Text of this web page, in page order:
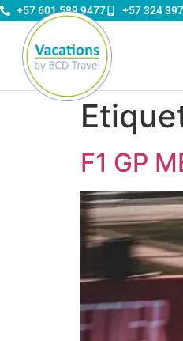
contenido
+57 601 589 9477 +57 324
F1 GP